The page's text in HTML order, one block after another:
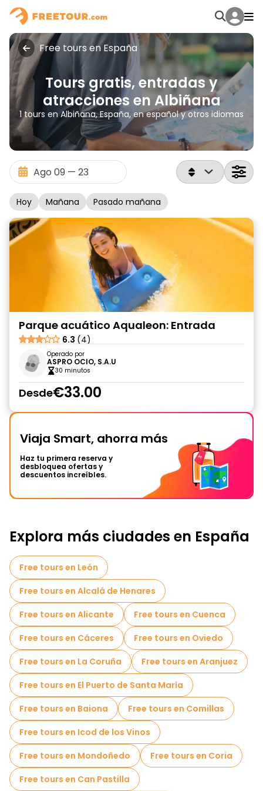
Free tours en España
Tours gratis, entradas y
atracciones en Albiñana
1 tours en Albiñana, España, en español y otros idiomas
Hoy Mañana Pasado mañana
Parque acuático Aqualeon: Entrada
6.3 (4)
Operado por
ASPRO OCIO, S.A.U
30 minutos
Desde€33.00
Viaja Smart, ahorra más
Haz tu primera reserva y
desbloquea ofertas y
descuentos increíbles.
Explora más ciudades en España
Free tours en León
Free tours en Alcalá de Henares
Free tours en Alicante
Free tours en Cuenca
Free tours en Cáceres
Free tours en Oviedo
Free tours en La Coruña
Free tours en Aranjuez
Free tours en El Puerto de Santa María
Free tours en Baiona
Free tours en Comillas
Free tours en Icod de los Vinos
Free tours en Mondoñedo
Free tours en Coria
Free tours en Can Pastilla